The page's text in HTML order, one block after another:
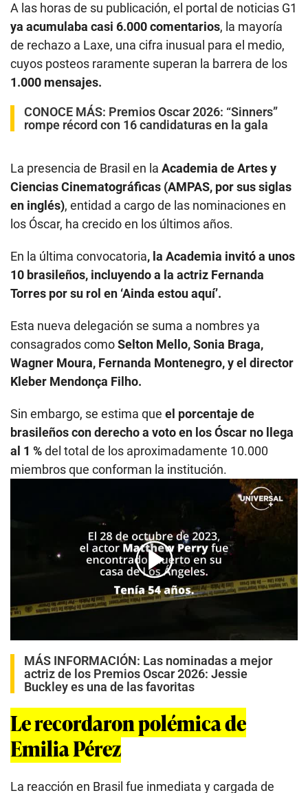
A las horas de su publicación, el portal de noticias G1
ya acumulaba casi 6.000 comentarios, la mayoría
de rechazo a Laxe, una cifra inusual para el medio,
cuyos posteos raramente superan la barrera de los
1.000 mensajes.
CONOCE MÁS: Premios Oscar 2026: “Sinners”
rompe récord con 16 candidaturas en la gala
La presencia de Brasil en la Academia de Artes y
Ciencias Cinematográficas (AMPAS, por sus siglas
en inglés), entidad a cargo de las nominaciones en
los Óscar, ha crecido en los últimos años.
En la última convocatoria, la Academia invitó a unos
10 brasileños, incluyendo a la actriz Fernanda
Torres por su rol en ‘Ainda estou aquí’.
Esta nueva delegación se suma a nombres ya
consagrados comoSelton Mello, Sonia Braga,
Wagner Moura, Fernanda Montenegro, y el director
Kleber Mendonça Filho.
Sin embargo, se estima que el porcentaje de
brasileños con derecho a voto en los Óscar no llega
al 1 %del total de los aproximadamente 10.000
miembros que conforman la institución.
MÁS INFORMACIÓN: Las nominadas a mejor
actriz de los Premios Oscar 2026: Jessie
Buckley es una de las favoritas
Le recordaron polémica de
Emilia Pérez
La reacción en Brasil fue inmediata y cargada de